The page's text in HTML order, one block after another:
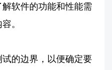
软件的功能和性能需
。
的边界，以便确定要